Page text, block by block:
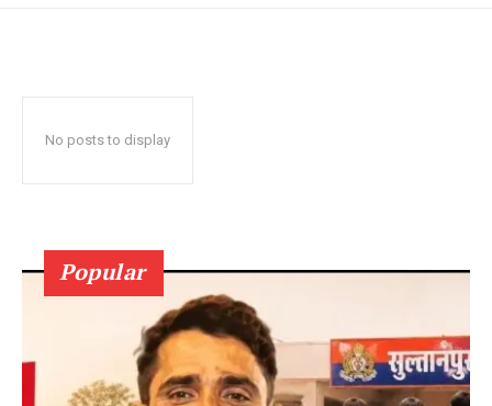
No posts to display
Popular